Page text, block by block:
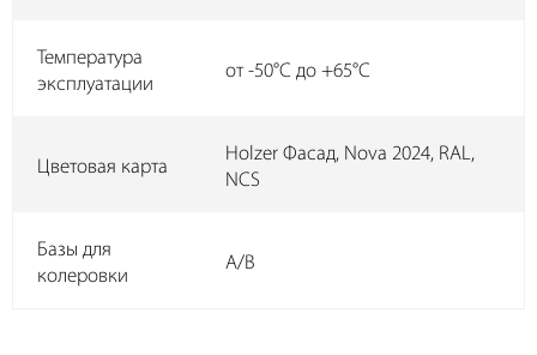
Температура
эксплуатации
от -50°C до +65°C
Цветовая карта
Holzer Фасад, Nova 2024, RAL,
NCS
Базы для
колеровки
А/B